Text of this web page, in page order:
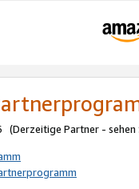
(Derzeitige Partner - sehen